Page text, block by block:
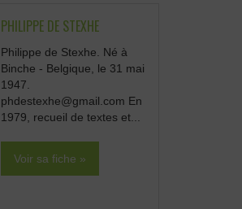
PHILIPPE DE STEXHE
Philippe de Stexhe. Né à
Binche - Belgique, le 31 mai
1947.
phdestexhe@gmail.com En
1979, recueil de textes et...
Voir sa fiche »